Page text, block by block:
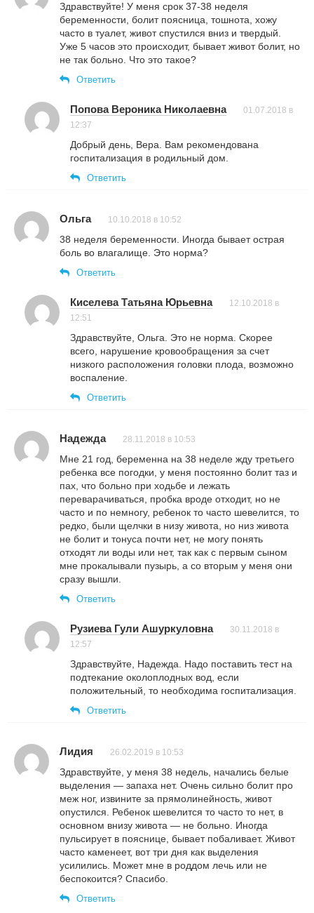
Здравствуйте! У меня срок 37-38 неделя
беременности, болит поясница, тошнота, хожу
часто в туалет, живот спустился вниз и твердый.
Уже 5 часов это происходит, бывает живот болит, но
не так больно. Что это такое?
Ответить
Попова Вероника Николаевна
01.07.2018 в
12:37
Добрый день, Вера. Вам рекомендована
госпитализация в родильный дом.
Ответить
Ольга 10.10.2018 в 10:52
38 неделя беременности. Иногда бывает острая
боль во влагалище. Это норма?
Ответить
Киселева Татьяна Юрьевна
12.10.2018 в
12:51
Здравствуйте, Ольга. Это не норма. Скорее
всего, нарушение кровообращения за счет
низкого расположения головки плода, возможно
воспаление.
Ответить
Надежда 28.11.2018 в 10:53
Мне 21 год, беременна на 38 неделе жду третьего
ребенка все погодки, у меня постоянно болит таз и
пах, что больно при ходьбе и лежать
переварачиваться, пробка вроде отходит, но не
часто и по немногу, ребенок то часто шевелится, то
редко, были щелчки в низу живота, но низ живота
не болит и тонуса почти нет, не могу понять
отходят ли воды или нет, так как с первым сыном
мне прокалывали пузырь, а со вторым у меня они
сразу вышли.
Ответить
Рузиева Гули Ашуркуловна
30.11.2018 в
12:57
Здравствуйте, Надежда. Надо поставить тест на
подтекание околоплодных вод, если
положительный, то необходима госпитализация.
Ответить
Лидия 26.02.2019 в 10:53
Здравствуйте, у меня 38 недель, начались белые
выделения — запаха нет. Очень сильно болит про
меж ног, извините за прямолинейность, живот
опустился. Ребенок шевелится то часто то нет, в
основном внизу живота — не больно. Иногда
пульсирует в пояснице, бывает побаливает. Живот
часто каменеет, вот три дня как выделения
усилились. Может мне в роддом лечь или не
беспокоится? Спасибо.
Ответить